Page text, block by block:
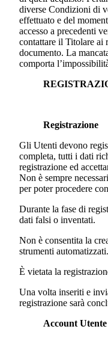
diverse Condizioni di
effettuato e del
accesso a precedenti
contattare il Titolare ai
documento. La
comporta
Registrazione
Gli Utenti devono
completa, tutti i dati
registrazione ed
Non è sempre
per poter procedere
Durante la fase di
dati falsi o inventati.
Non è consentita la
strumenti automatizzati.
È vietata la
Una volta inseriti e
registrazione sarà
Account Utente